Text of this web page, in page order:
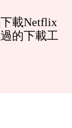
載Netflix
的下載工